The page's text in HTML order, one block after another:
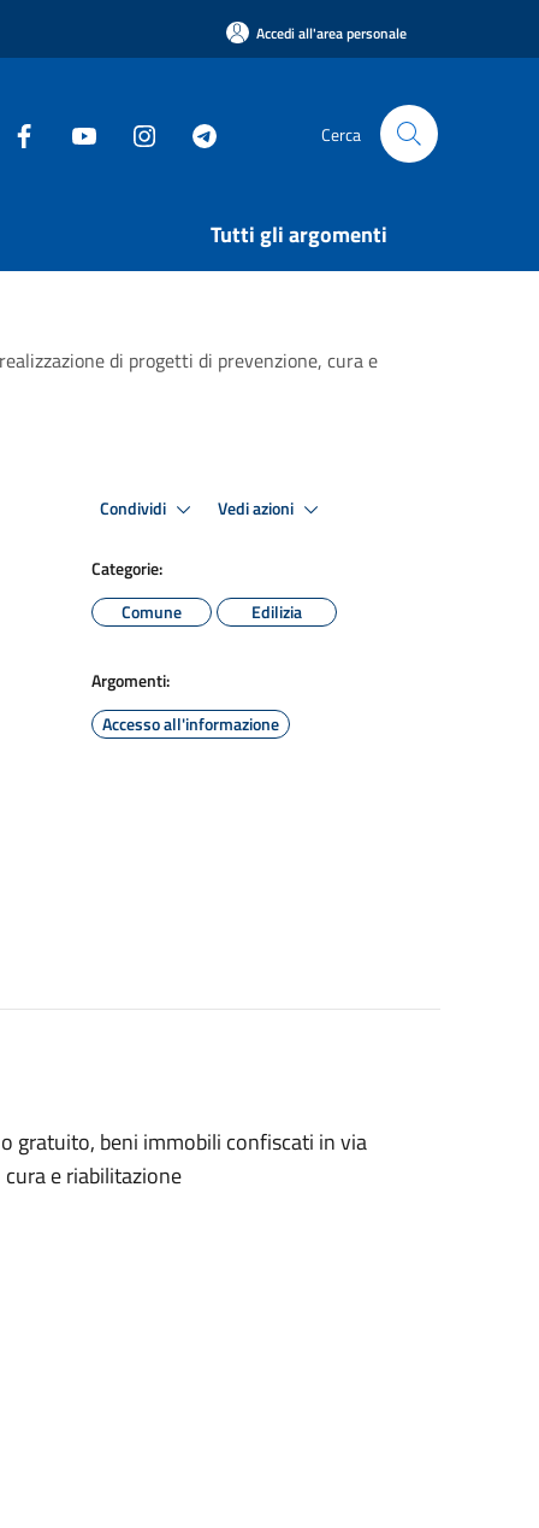
Accedi all'area personale
Cerca
Tutti gli argomenti
di progetti di prevenzione, cura e
Condividi Vedi azioni
Categorie:
Comune
Edilizia
Argomenti:
Accesso all'informazione
gratuito, beni immobili confiscati in via
e riabilitazione